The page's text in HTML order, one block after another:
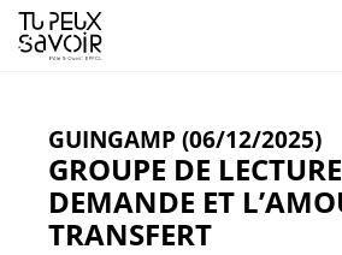
Aller
au
GUINGAMP (06/12/2025)
GROUPE DE
DEMANDE ET
TRANSFERT